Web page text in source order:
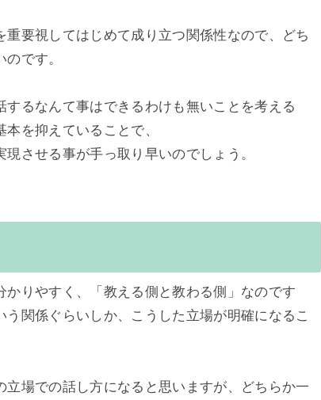
要視してはじめて成り立つ関係性なので、どち
です。
るなんて事はできるわけも無いことを考える
を抑えていることで、
させる事が手っ取り早いのでしょう。
りやすく、「教える側と教わる側」なのです
関係ぐらいしか、こうした立場が明確になるこ
場での話し方になると思いますが、どちらか一